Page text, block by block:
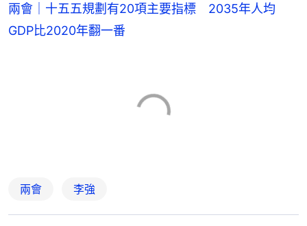
兩會｜十五五規劃有20項主要指標 2035年人均
GDP比2020年翻一番
兩會 李強